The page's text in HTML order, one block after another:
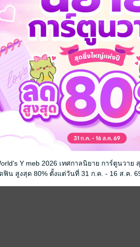
Y meb 2026 เทศกาลนิยาย การ์ตูนวาย
ฟิน สูงสุด 80% ตั้งแต่วันที่ 31 ก.ค. - 16 ส.ค.